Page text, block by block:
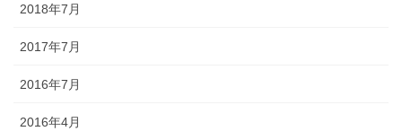
2018年7月
2017年7月
2016年7月
2016年4月